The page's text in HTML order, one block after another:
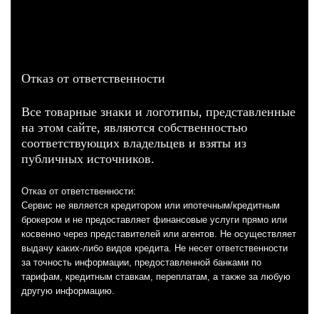
Отказ от ответственности
Все товарные знаки и логотипы, представленные
на этом сайте, являются собственностью
соответствующих владельцев и взяты из
публичных источников.
Отказ от ответственности:
Сервис не является кредитором или ипотечным/кредитным
брокером и не предоставляет финансовые услуги прямо или
косвенно через представителей или агентов. Не осуществляет
выдачу каких-либо видов кредита. Не несет ответственности
за точность информации, предоставленной банками по
тарифам, кредитным ставкам, переплатам, а также за любую
другую информацию.